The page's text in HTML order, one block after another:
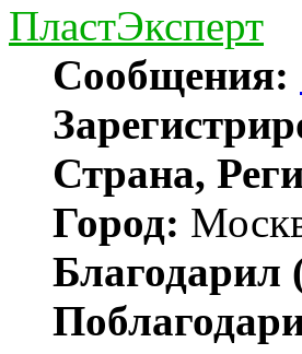
ПластЭксперт
Сообщения:
Страна,
Город:
Благодарил